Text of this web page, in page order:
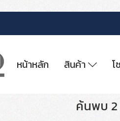
หน้าหลัก สินค้า โ
ค้นพบ 2